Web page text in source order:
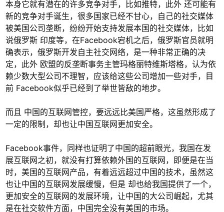
本身它就有潜在的许多竞争对手，比如推特，此外 还可能有
新的竞争对手诞生，很多国家已经不甘心，自己的社交媒体
被美国公司垄断，纷纷开始支持发展本国的社交媒体，比如
说俄罗斯 印度等，在Facebook宕机之后，俄罗斯官员就明
确表示，俄罗斯开发自主社交网络，是一种非常正确的决
定，此外 欧盟的反垄断事务主管玛格丽特维斯塔格，认为依
赖少数大型公司不理智，应该给这些公司增加一些对手，目
前 Facebook似乎已经到了举世皆敌的地步。
而且 中国的互联网管控，要远远比美国严格，这虽然形成了
一定的限制，却也让中国互联网更加安全。
Facebook事件，同样也证明了中国的超前眼光，我国在发
展互联网之初，就没有打算依赖外国的互联网，即便是在当
时，美国的互联网产品，有着远远超过中国的技术，虽然这
也让中国的互联网发展缓慢，但是 却也给我国提供了一个，
更加安全的互联网的发展环境，让中国的大公司崛起，尤其
是在社交软件方面，中国完全没有美国的市场。